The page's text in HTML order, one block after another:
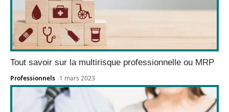
Tout savoir sur la multirisque professionnelle ou MRP
Professionnels 1 mars 2023